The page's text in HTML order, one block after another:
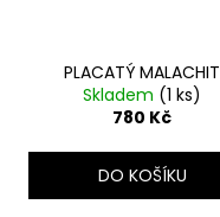
PLACATÝ MALACHIT
Skladem (1 ks)
780 Kč
DO KOŠÍKU